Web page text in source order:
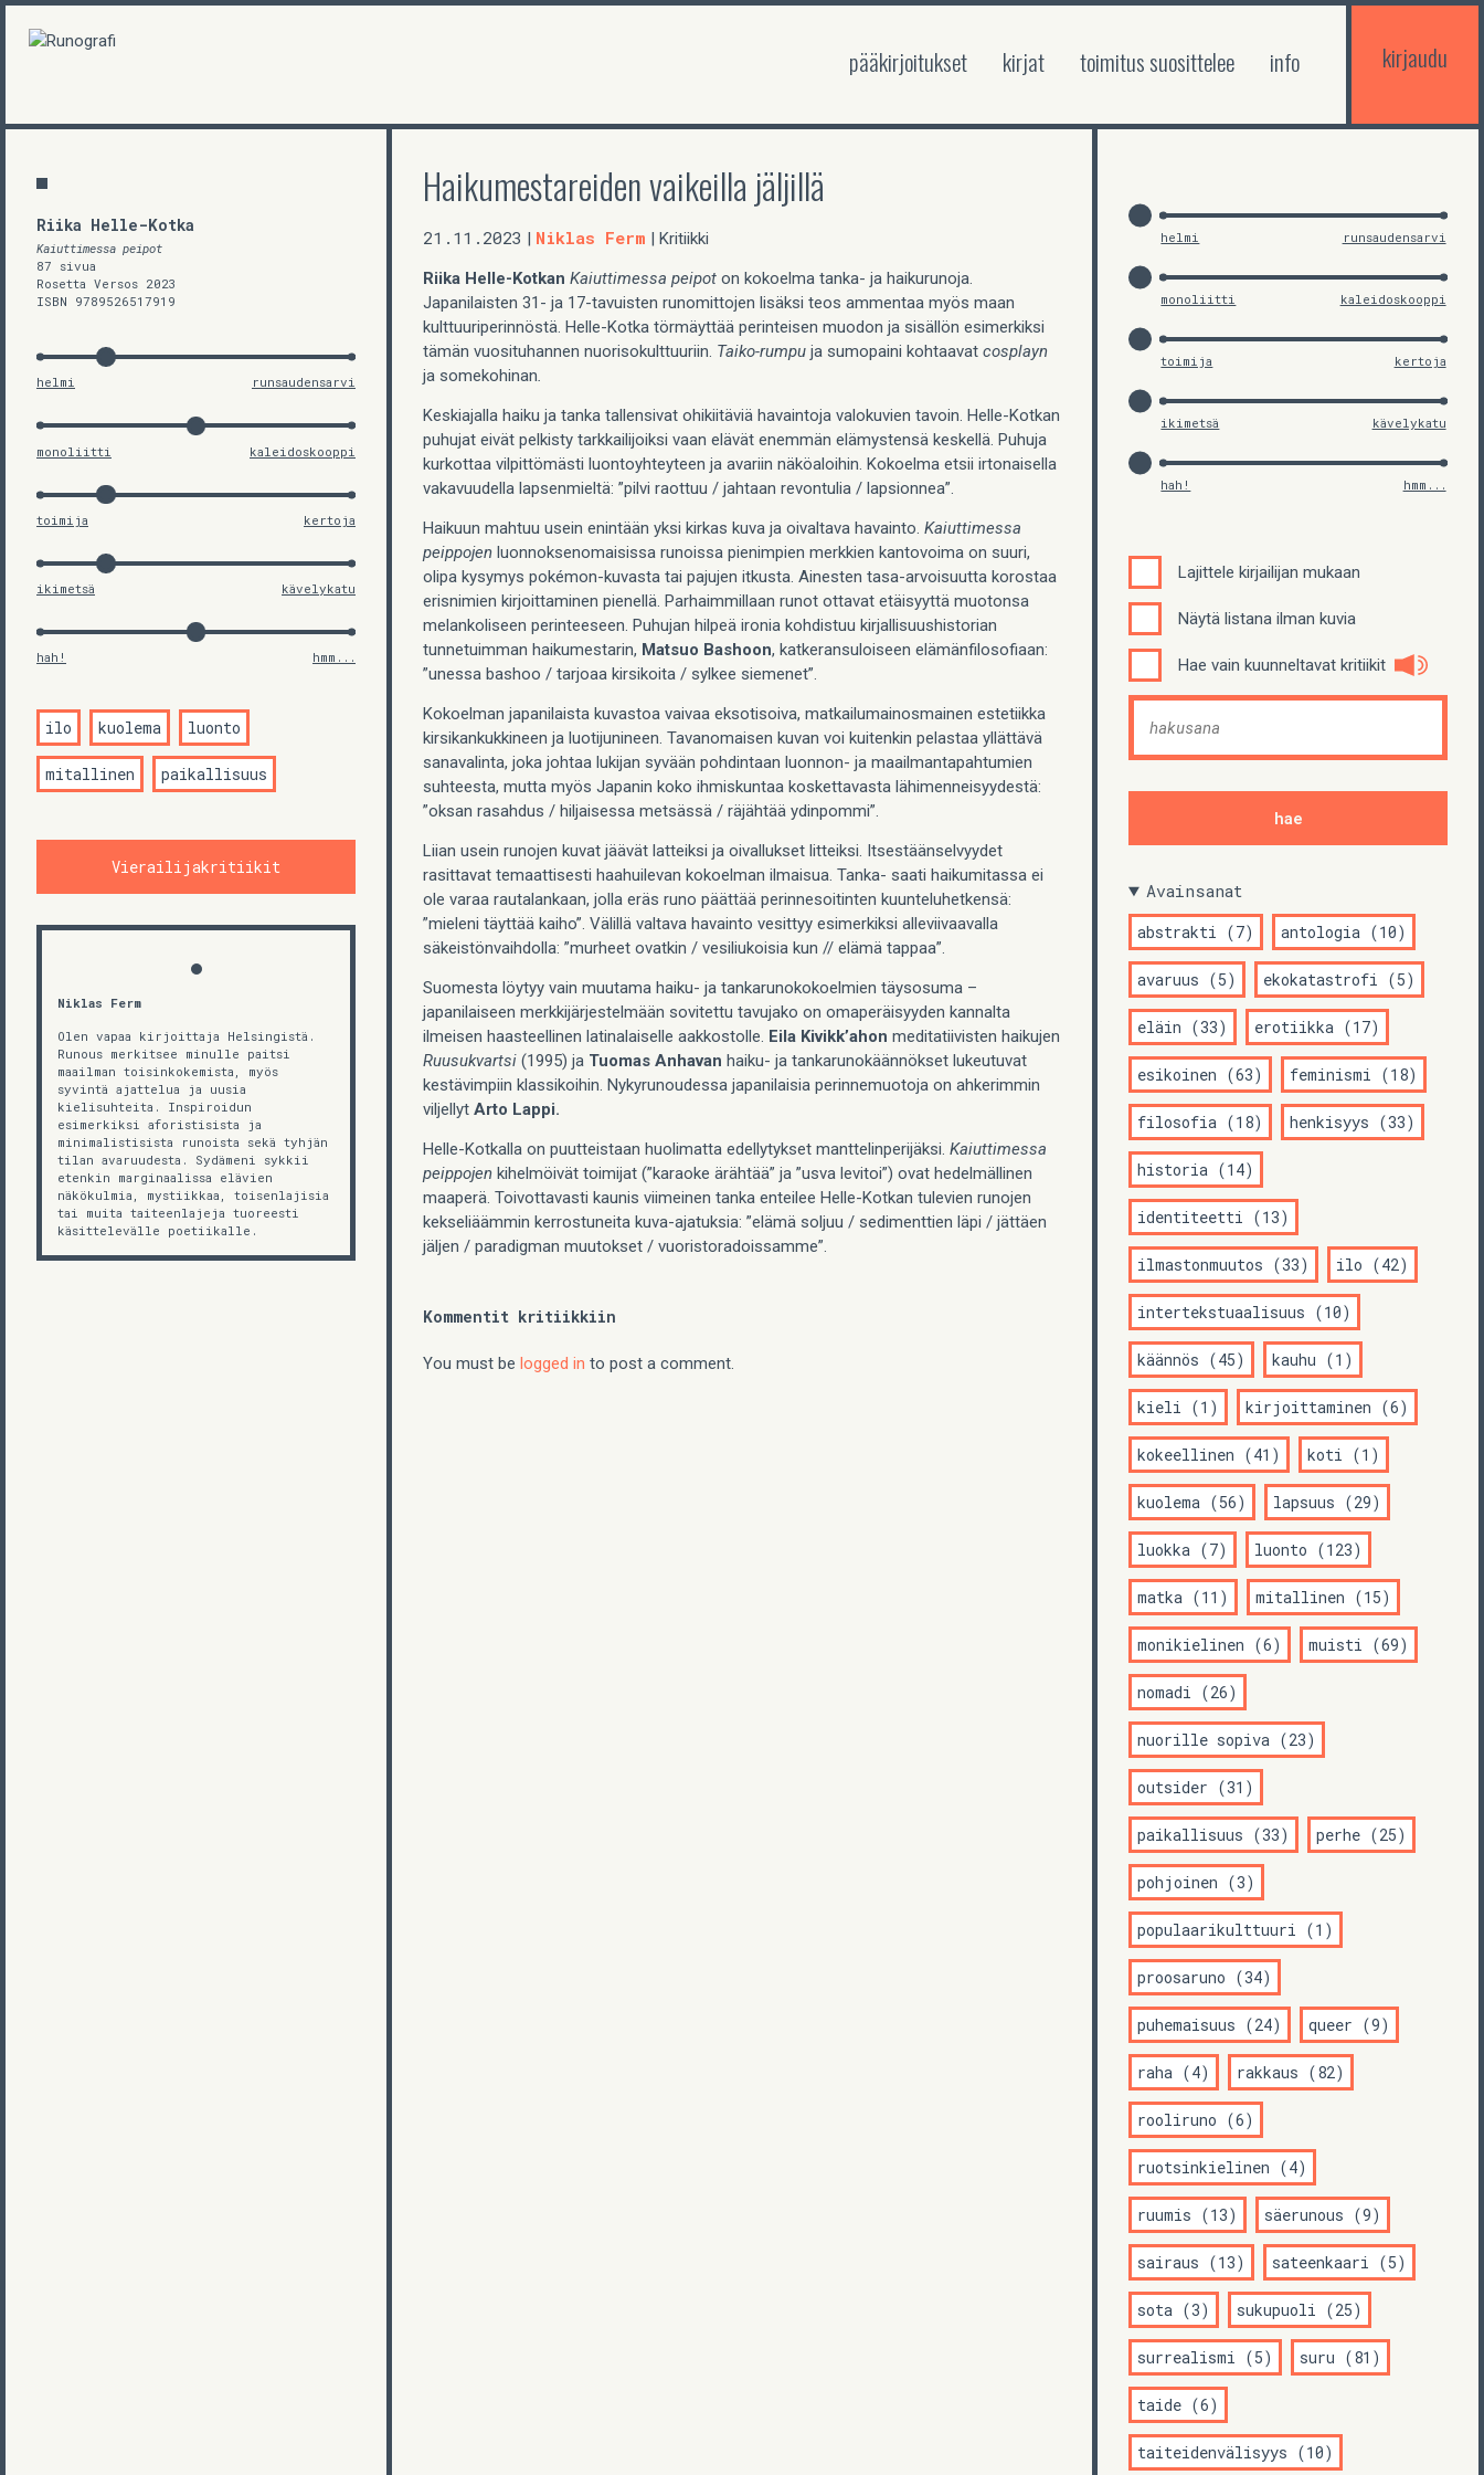
kirjaudu
pääkirjoitukset kirjat toimitus suosittelee info
Riika Helle-Kotka
Kaiuttimessa peipot
87 sivua
Rosetta Versos 2023
ISBN 9789526517919
helmi runsaudensarvi
monoliitti kaleidoskooppi
toimija kertoja
ikimetsä kävelykatu
hah! hmm...
ilo kuolema luonto
mitallinen paikallisuus
Vierailijakritiikit
Niklas Ferm
Olen vapaa kirjoittaja Helsingistä.
Runous merkitsee minulle paitsi
maailman toisinkokemista, myös
syvintä ajattelua ja uusia
kielisuhteita. Inspiroidun
esimerkiksi aforistisista ja
minimalistisista runoista sekä tyhjän
tilan avaruudesta. Sydämeni sykkii
etenkin marginaalissa elävien
näkökulmia, mystiikkaa, toisenlajisia
tai muita taiteenlajeja tuoreesti
käsittelevälle poetiikalle.
Haikumestareiden vaikeilla jäljillä
21.11.2023 | Niklas Ferm | Kritiikki
Riika Helle-Kotkan Kaiuttimessa peipot on kokoelma tanka- ja haikurunoja.
Japanilaisten 31- ja 17-tavuisten runomittojen lisäksi teos ammentaa myös maan
kulttuuriperinnöstä. Helle-Kotka törmäyttää perinteisen muodon ja sisällön esimerkiksi
tämän vuosituhannen nuorisokulttuuriin. Taiko-rumpu ja sumopaini kohtaavat cosplayn
ja somekohinan.
Keskiajalla haiku ja tanka tallensivat ohikiitäviä havaintoja valokuvien tavoin. Helle-Kotkan
puhujat eivät pelkisty tarkkailijoiksi vaan elävät enemmän elämystensä keskellä. Puhuja
kurkottaa vilpittömästi luontoyhteyteen ja avariin näköaloihin. Kokoelma etsii irtonaisella
vakavuudella lapsenmieltä: ”pilvi raottuu / jahtaan revontulia / lapsionnea”.
Haikuun mahtuu usein enintään yksi kirkas kuva ja oivaltava havainto. Kaiuttimessa
peippojen luonnoksenomaisissa runoissa pienimpien merkkien kantovoima on suuri,
olipa kysymys pokémon-kuvasta tai pajujen itkusta. Ainesten tasa-arvoisuutta korostaa
erisnimien kirjoittaminen pienellä. Parhaimmillaan runot ottavat etäisyyttä muotonsa
melankoliseen perinteeseen. Puhujan hilpeä ironia kohdistuu kirjallisuushistorian
tunnetuimman haikumestarin, Matsuo Bashoon, katkeransuloiseen elämänfilosofiaan:
”unessa bashoo / tarjoaa kirsikoita / sylkee siemenet”.
Kokoelman japanilaista kuvastoa vaivaa eksotisoiva, matkailumainosmainen estetiikka
kirsikankukkineen ja luotijunineen. Tavanomaisen kuvan voi kuitenkin pelastaa yllättävä
sanavalinta, joka johtaa lukijan syvään pohdintaan luonnon- ja maailmantapahtumien
suhteesta, mutta myös Japanin koko ihmiskuntaa koskettavasta lähimenneisyydestä:
”oksan rasahdus / hiljaisessa metsässä / räjähtää ydinpommi”.
Liian usein runojen kuvat jäävät latteiksi ja oivallukset litteiksi. Itsestäänselvyydet
rasittavat temaattisesti haahuilevan kokoelman ilmaisua. Tanka- saati haikumitassa ei
ole varaa rautalankaan, jolla eräs runo päättää perinnesoitinten kuunteluhetkensä:
”mieleni täyttää kaiho”. Välillä valtava havainto vesittyy esimerkiksi alleviivaavalla
säkeistönvaihdolla: ”murheet ovatkin / vesiliukoisia kun // elämä tappaa”.
Suomesta löytyy vain muutama haiku- ja tankarunokokoelmien täysosuma –
japanilaiseen merkkijärjestelmään sovitettu tavujako on omaperäisyyden kannalta
ilmeisen haasteellinen latinalaiselle aakkostolle. Eila Kivikk’ahon meditatiivisten haikujen
Ruusukvartsi (1995) ja Tuomas Anhavan haiku- ja tankarunokäännökset lukeutuvat
kestävimpiin klassikoihin. Nykyrunoudessa japanilaisia perinnemuotoja on ahkerimmin
viljellyt Arto Lappi.
Helle-Kotkalla on puutteistaan huolimatta edellytykset manttelinperijäksi. Kaiuttimessa
peippojen kihelmöivät toimijat (”karaoke ärähtää” ja ”usva levitoi”) ovat hedelmällinen
maaperä. Toivottavasti kaunis viimeinen tanka enteilee Helle-Kotkan tulevien runojen
kekseliäämmin kerrostuneita kuva-ajatuksia: ”elämä soljuu / sedimenttien läpi / jättäen
jäljen / paradigman muutokset / vuoristoradoissamme”.
Kommentit kritiikkiin
You must be logged in to post a comment.
helmi runsaudensarvi
monoliitti kaleidoskooppi
toimija kertoja
ikimetsä kävelykatu
hah! hmm...
Lajittele kirjailijan mukaan
Näytä listana ilman kuvia
Hae vain kuunneltavat kritiikit
Avainsanat
abstrakti (7) antologia (10)
avaruus (5) ekokatastrofi (5)
eläin (33) erotiikka (17)
esikoinen (63) feminismi (18)
filosofia (18) henkisyys (33)
historia (14)
identiteetti (13)
ilmastonmuutos (33) ilo (42)
intertekstuaalisuus (10)
käännös (45) kauhu (1)
kieli (1) kirjoittaminen (6)
kokeellinen (41) koti (1)
kuolema (56) lapsuus (29)
luokka (7) luonto (123)
matka (11) mitallinen (15)
monikielinen (6) muisti (69)
nomadi (26)
nuorille sopiva (23)
outsider (31)
paikallisuus (33) perhe (25)
pohjoinen (3)
populaarikulttuuri (1)
proosaruno (34)
puhemaisuus (24) queer (9)
raha (4) rakkaus (82)
rooliruno (6)
ruotsinkielinen (4)
ruumis (13) säerunous (9)
sairaus (13) sateenkaari (5)
sota (3) sukupuoli (25)
surrealismi (5) suru (81)
taide (6)
taiteidenvälisyys (10)